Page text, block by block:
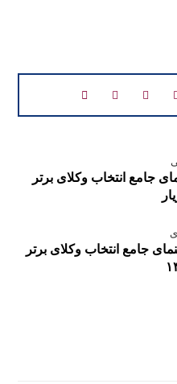
جامع انتخاب وکلای برتر
جامع انتخاب وکلای برتر